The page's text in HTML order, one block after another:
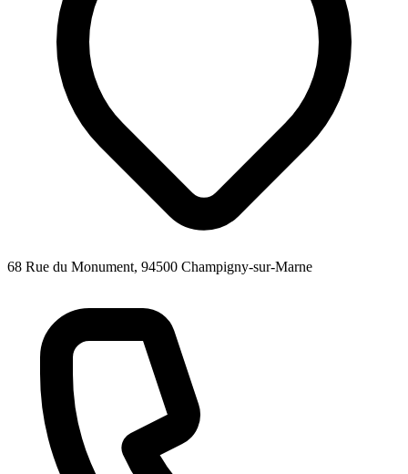
68 Rue du Monument, 94500 Champigny-sur-Marne